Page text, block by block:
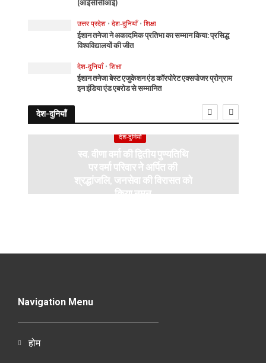
(आईसीसीआई)
उत्तर प्रदेश • देश-दुनियाँ • शिक्षा
ईशान तनेजा ने अकादमिक प्रतिभा का सम्मान किया: प्रसिद्ध
विश्वविद्यालयों की जीत
देश-दुनियाँ • शिक्षा
ईशान तनेजा बेस्ट एजुकेशन एंड कॉरपोरेट एक्सपोजर प्रोग्राम
इन इंडिया एंड एबरोड से सम्मानित
देश-दुनियाँ
देश-दुनियाँ
स्व. वीणा वर्मा की द्वितीय पुण्यतिथि
पर वर्मा परिवार ने अर्पित की
श्रद्धांजलि, जनसेवा की विरासत को
किया नमन
Navigation Menu
होम